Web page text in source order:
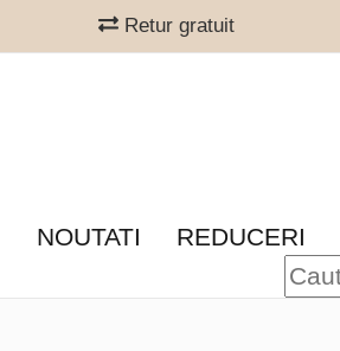
Retur gratuit
NOUTATI REDUCERI